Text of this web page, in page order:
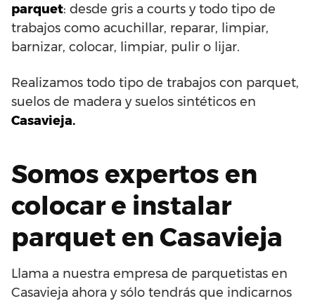
parquet: desde gris a courts y todo tipo de
trabajos como acuchillar, reparar, limpiar,
barnizar, colocar, limpiar, pulir o lijar.
Realizamos todo tipo de trabajos con parquet,
suelos de madera y suelos sintéticos en
Casavieja.
Somos expertos en
colocar e instalar
parquet en Casavieja
Llama a nuestra empresa de parquetistas en
Casavieja ahora y sólo tendrás que indicarnos